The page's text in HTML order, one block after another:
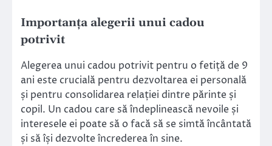
Importanța alegerii unui cadou
potrivit
Alegerea unui cadou potrivit pentru o fetiță de 9
ani este crucială pentru dezvoltarea ei personală
și pentru consolidarea relației dintre părinte și
copil. Un cadou care să îndeplinească nevoile și
interesele ei poate să o facă să se simtă încântată
și să își dezvolte încrederea în sine.